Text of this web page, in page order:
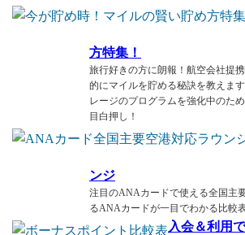
方特集！
旅行好きの方に朗報！航空会社提
的にマイルを貯める秘訣を教えま
レージのプログラムを強化中のた
目白押し！
ンジ
注目のANAカードで使える全国主
るANAカードが一目でわかる比較
入会＆利用